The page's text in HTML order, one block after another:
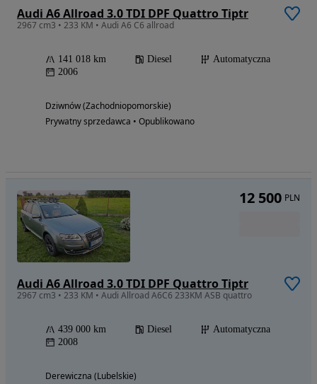
Audi A6 Allroad 3.0 TDI DPF Quattro Tiptr
2967 cm3 • 233 KM • Audi A6 C6 allroad
141 018 km Diesel
Automatyczna
2006
Dziwnów (Zachodniopomorskie)
Prywatny sprzedawca • Opublikowano
Audi A6 Allroad 3.0 TDI DPF Quattro Tiptr
2967 cm3 • 233 KM • Audi Allroad A6C6 233KM ASB quattro
439 000 km Diesel
Automatyczna
2008
Derewiczna (Lubelskie)
12 500 PLN